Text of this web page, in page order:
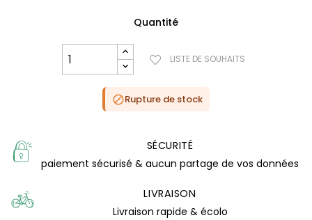
Quantité
LISTE DE SOUHAITS
Rupture de stock
SÉCURITÉ
paiement sécurisé & aucun partage de vos données
LIVRAISON
Livraison rapide & écolo